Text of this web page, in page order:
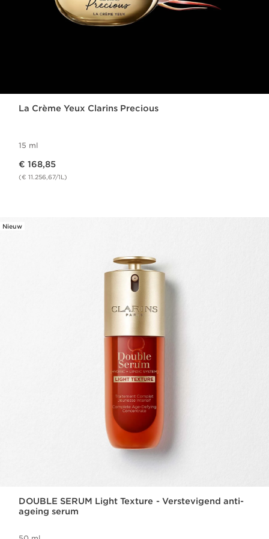
La Crème Yeux Clarins Precious
15 ml
€ 168,85
(€ 11.256,67/1L)
Nieuw
DOUBLE SERUM Light Texture - Verstevigend anti-
ageing serum